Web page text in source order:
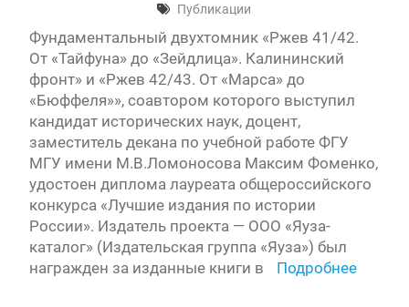
Публикации
Фундаментальный двухтомник «Ржев 41/42.
От «Тайфуна» до «Зейдлица». Калининский
фронт» и «Ржев 42/43. От «Марса» до
«Бюффеля»», соавтором которого выступил
кандидат исторических наук, доцент,
заместитель декана по учебной работе ФГУ
МГУ имени М.В.Ломоносова Максим Фоменко,
удостоен диплома лауреата общероссийского
конкурса «Лучшие издания по истории
России». Издатель проекта — ООО «Яуза-
каталог» (Издательская группа «Яуза») был
награжден за изданные книги в
Подробнее